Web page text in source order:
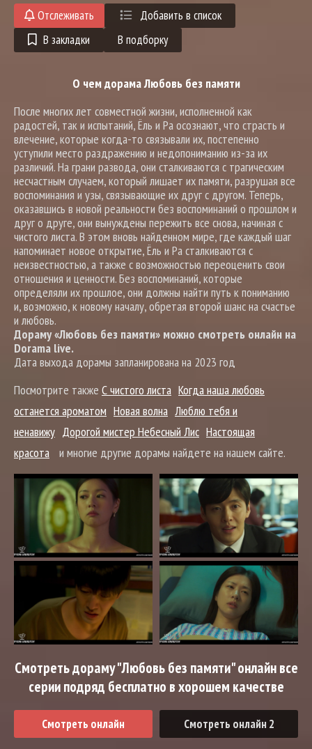
Отслеживать
Добавить в список
В закладки
В подборку
О чем дорама Любовь без памяти
После многих лет совместной жизни, исполненной как
радостей, так и испытаний, Ёль и Ра осознают, что страсть и
влечение, которые когда-то связывали их, постепенно
уступили место раздражению и недопониманию из-за их
различий. На грани развода, они сталкиваются с трагическим
несчастным случаем, который лишает их памяти, разрушая все
воспоминания и узы, связывающие их друг с другом. Теперь,
оказавшись в новой реальности без воспоминаний о прошлом и
друг о друге, они вынуждены пережить все снова, начиная с
чистого листа. В этом вновь найденном мире, где каждый шаг
напоминает новое открытие, Ёль и Ра сталкиваются с
неизвестностью, а также с возможностью переоценить свои
отношения и ценности. Без воспоминаний, которые
определяли их прошлое, они должны найти путь к пониманию
и, возможно, к новому началу, обретая второй шанс на счастье
и любовь.
Дораму «Любовь без памяти» можно смотреть онлайн на
Dorama live.
Дата выхода дорамы запланирована на 2023 год
Посмотрите также С чистого листа Когда наша любовь
останется ароматом Новая волна Люблю тебя и
ненавижу Дорогой мистер Небесный Лис Настоящая
красота
и многие другие дорамы найдете на нашем сайте.
Смотреть дораму "Любовь без памяти" онлайн все
серии подряд бесплатно в хорошем качестве
Смотреть онлайн Смотреть онлайн 2